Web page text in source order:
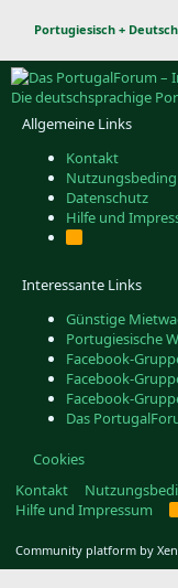
Portugiesisch +
Die deutschsprachige
Allgemeine Links
Kontakt
Datenschutz
Hilfe und
R
Interessante Links
Günstige
Portugiesische
Facebook-
Facebook-
Facebook-
Das
Cookies
Kontakt
Hilfe und Impressum
Community platform by